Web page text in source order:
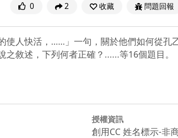
0 2 收藏 問題回報
使人快活，……」一句，關於他們如何從
敘述，下列何者正確？......等16個題目。
授權資訊
創用CC 姓名標示-非